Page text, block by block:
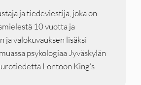
ja tiedeviestijä, joka on
10 vuotta ja
valokuvauksen lisäksi
psykologiaa Jyväskylän
Lontoon King’s